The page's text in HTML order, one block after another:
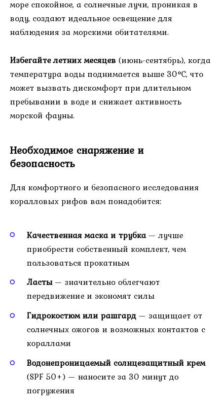
море спокойное, а солнечные лучи, проникая в
воду, создают идеальное освещение для
наблюдения за морскими обитателями.
Избегайте летних месяцев (июнь-сентябрь), когда
температура воды поднимается выше 30°C, что
может вызвать дискомфорт при длительном
пребывании в воде и снижает активность
морской фауны.
Необходимое снаряжение и
безопасность
Для комфортного и безопасного исследования
коралловых рифов вам понадобится:
Качественная маска и трубка— лучше
приобрести собственный комплект, чем
пользоваться прокатным
Ласты— значительно облегчают
передвижение и экономят силы
Гидрокостюм или рашгард — защищает от
солнечных ожогов и возможных контактов с
кораллами
Водонепроницаемый солнцезащитный крем
(SPF 50+) — наносите за 30 минут до
погружения